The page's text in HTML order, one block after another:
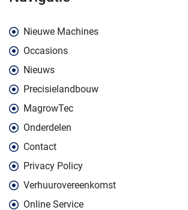
Nieuwe Machines
Occasions
Nieuws
Precisielandbouw
MagrowTec
Onderdelen
Contact
Privacy Policy
Verhuurovereenkomst
Online Service